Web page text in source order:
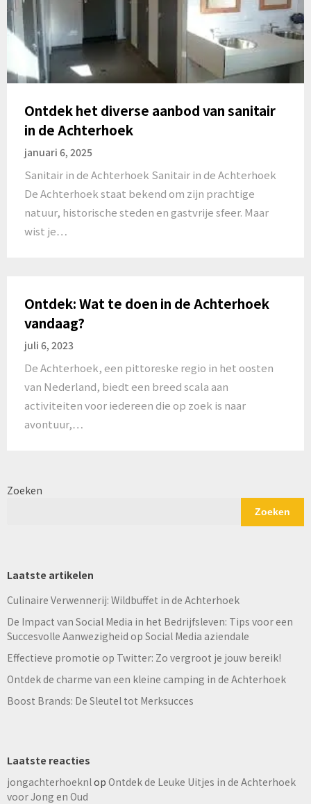
Ontdek het diverse aanbod van sanitair
in de Achterhoek
januari 6, 2025
Sanitair in de Achterhoek Sanitair in de Achterhoek
De Achterhoek staat bekend om zijn prachtige
natuur, historische steden en gastvrije sfeer. Maar
wist je…
Ontdek: Wat te doen in de Achterhoek
vandaag?
juli 6, 2023
De Achterhoek, een pittoreske regio in het oosten
van Nederland, biedt een breed scala aan
activiteiten voor iedereen die op zoek is naar
avontuur,…
Zoeken
Zoeken
Laatste artikelen
Culinaire Verwennerij: Wildbuffet in de Achterhoek
De Impact van Social Media in het Bedrijfsleven: Tips voor een
Succesvolle Aanwezigheid op Social Media aziendale
Effectieve promotie op Twitter: Zo vergroot je jouw bereik!
Ontdek de charme van een kleine camping in de Achterhoek
Boost Brands: De Sleutel tot Merksucces
Laatste reacties
jongachterhoeknl op Ontdek de Leuke Uitjes in de Achterhoek
voor Jong en Oud